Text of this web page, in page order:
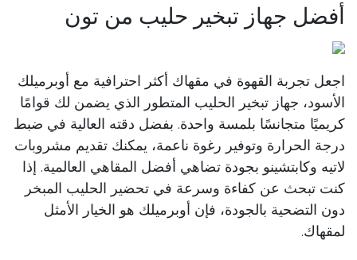
أفضل جهاز تبخير حليب من تون
اجعل تجربة القهوة في مقهاك أكثر احترافية مع أوبرميلك
الأسود، جهاز تبخير الحليب المتطور الذي يضمن لك قوامًا
كريميًا متجانسًا بلمسة واحدة. بفضل دقته العالية في ضبط
درجة الحرارة وتوفير رغوة ناعمة، يمكنك تقديم مشروبات
لاتيه وكابتشينو بجودة تضاهي أفضل المقاهي العالمية. إذا
كنت تبحث عن كفاءة وسرعة في تحضير الحليب المبخر
دون التضحية بالجودة، فإن أوبرميلك هو الخيار الأمثل
لمقهاك.